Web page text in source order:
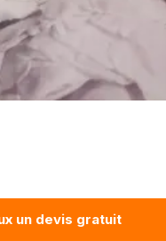
un devis gratuit